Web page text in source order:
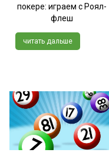
покере: играем с Роял-
флеш
читать дальше